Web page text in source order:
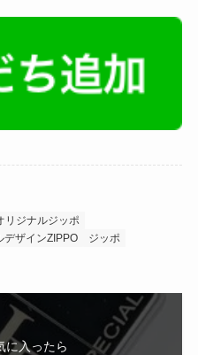
リジナルジッポ
デザインZIPPO
ジッポ
に入ったら